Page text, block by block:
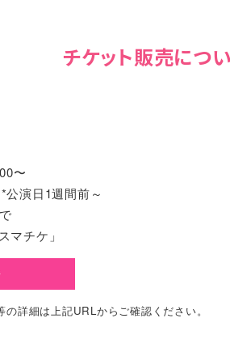
チケット販売につ
〜
演日1週間前～
マチケ」
詳細は上記URLからご確認ください。